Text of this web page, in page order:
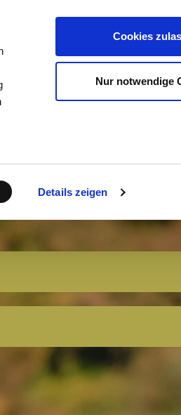
Details zeigen
Cookies
Nur notwendige
Connected)